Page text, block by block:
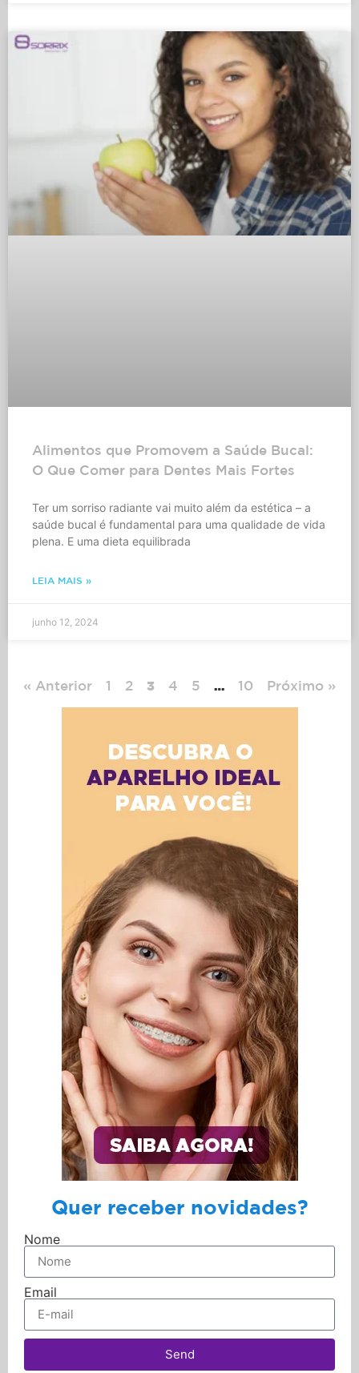
Alimentos que Promovem a Saúde Bucal:
O Que Comer para Dentes Mais Fortes
Ter um sorriso radiante vai muito além da estética – a
saúde bucal é fundamental para uma qualidade de vida
plena. E uma dieta equilibrada
LEIA MAIS »
junho 12, 2024
« Anterior 1 2 3 4 5 … 10 Próximo »
Quer receber novidades?
Nome
Email
Send